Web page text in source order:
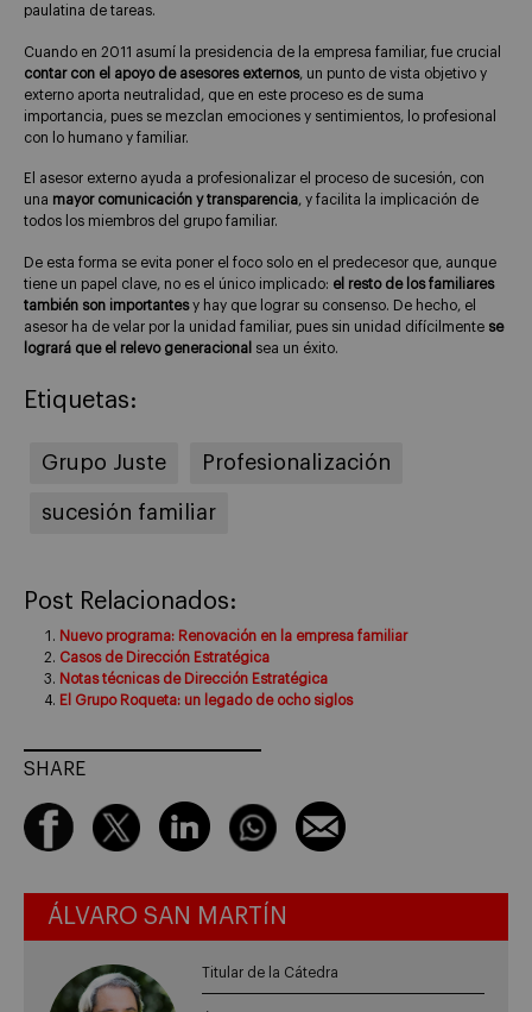
paulatina de tareas.
Cuando en 2011 asumí la presidencia de la empresa familiar, fue crucial
contar con el apoyo de asesores externos, un punto de vista objetivo y
externo aporta neutralidad, que en este proceso es de suma
importancia, pues se mezclan emociones y sentimientos, lo profesional
con lo humano y familiar.
El asesor externo ayuda a profesionalizar el proceso de sucesión, con
una mayor comunicación y transparencia, y facilita la implicación de
todos los miembros del grupo familiar.
De esta forma se evita poner el foco solo en el predecesor que, aunque
tiene un papel clave, no es el único implicado: el resto de los familiares
también son importantesy hay que lograr su consenso. De hecho, el
asesor ha de velar por la unidad familiar, pues sin unidad difícilmente se
logrará que el relevo generacional sea un éxito.
Etiquetas:
Grupo Juste Profesionalización
sucesión familiar
Post Relacionados:
Nuevo programa: Renovación en la empresa familiar
Casos de Dirección Estratégica
Notas técnicas de Dirección Estratégica
El Grupo Roqueta: un legado de ocho siglos
SHARE
ÁLVARO SAN MARTÍN
Titular de la Cátedra